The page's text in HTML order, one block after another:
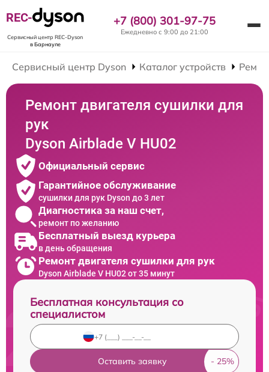
REC-
Сервисный центр REC-Dyson
в Барнауле
+7 (800) 301-97-75
Ежедневно с 9:00 до 21:00
Сервисный центр Dyson Каталог устройств
Ремонт двигателя сушилки для
рук
Dyson Airblade V HU02
Официальный сервис
Гарантийное обслуживание
сушилки для рук Dyson до 3 лет
Диагностика за наш счет,
ремонт по желанию
Бесплатный выезд курьера
в день обращения
Ремонт двигателя сушилки для рук
Dyson Airblade V HU02 от 35 минут
Бесплатная консультация со
специалистом
Оставить заявку